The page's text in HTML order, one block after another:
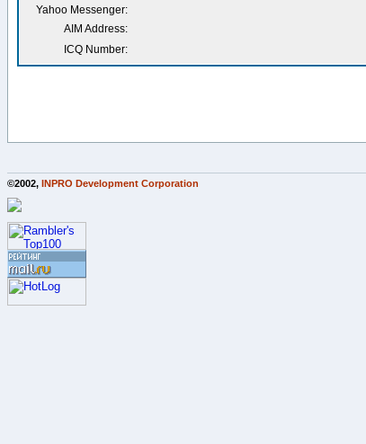
Yahoo Messenger:
AIM Address:
ICQ Number:
©2002, INPRO Development Corporation